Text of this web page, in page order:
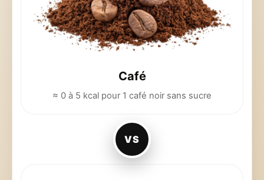
Café
≈ 0 à 5 kcal pour 1 café noir sans sucre
VS